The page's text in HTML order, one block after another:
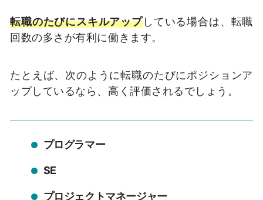
転職のたびにスキルアップしている場合は、転職
回数の多さが有利に働きます。
たとえば、次のように転職のたびにポジションア
ップしているなら、高く評価されるでしょう。
プログラマー
SE
プロジェクトマネージャー